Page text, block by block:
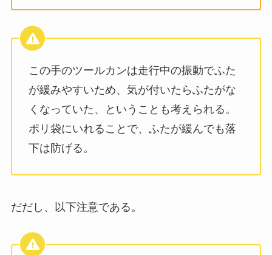
この手のツールカンは走行中の振動でふた
が緩みやすいため、気が付いたらふたがな
くなっていた、ということも考えられる。
ポリ袋にいれることで、ふたが緩んでも落
下は防げる。
だだし、以下注意である。